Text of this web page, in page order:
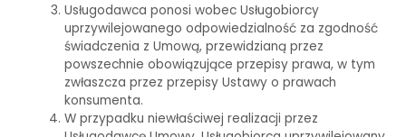
Usługodawca ponosi wobec Usługobiorcy
uprzywilejowanego odpowiedzialność za zgodność
świadczenia z Umową, przewidzianą przez
powszechnie obowiązujące przepisy prawa, w tym
zwłaszcza przez przepisy Ustawy o prawach
konsumenta.
W przypadku niewłaściwej realizacji przez